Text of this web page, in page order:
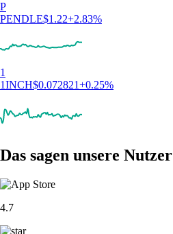
P
PENDLE$1.22+2.83%
1
1INCH$0.072821+0.25%
Das sagen unsere Nutzer
4.7